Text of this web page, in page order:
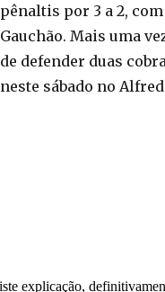
pênaltis por 3 a 2,
Gauchão. Mais uma
de defender duas
neste sábado no